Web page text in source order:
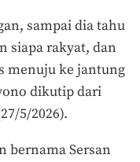
sampai dia tahu
siapa rakyat, dan
menuju ke jantung
dikutip dari
5/2026).
bernama Sersan